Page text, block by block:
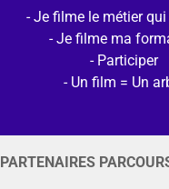
Je filme le métier
Je filme ma
Participer
Un film = Un
PARTENAIRES